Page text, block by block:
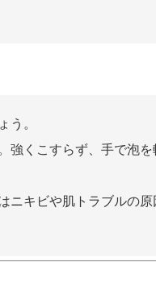
う。
強くこすらず、手で泡を
ニキビや肌トラブルの原